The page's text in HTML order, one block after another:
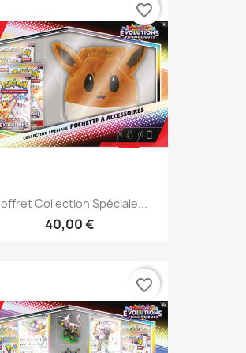
Collection Spéciale...
40,00 €
favorite_border
favorite_border